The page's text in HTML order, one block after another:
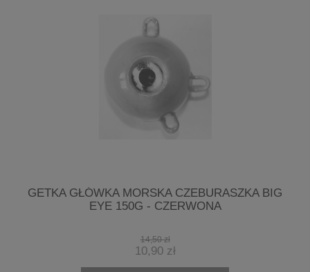
GETKA GŁÓWKA MORSKA CZEBURASZKA BIG
EYE 150G - CZERWONA
14,50 zł
10,90 zł